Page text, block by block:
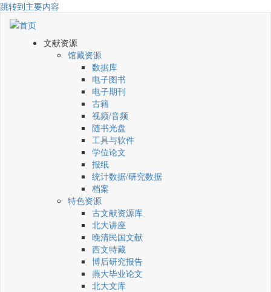
跳转到主要内容
文献资源
馆藏资源
数据库
电子图书
电子期刊
古籍
视频/音频
随书光盘
工具与软件
学位论文
报纸
统计数据/研究数据
档案
特色资源
古文献资源库
北大讲座
晚清民国文献
西文特藏
博后研究报告
燕大毕业论文
北大文库